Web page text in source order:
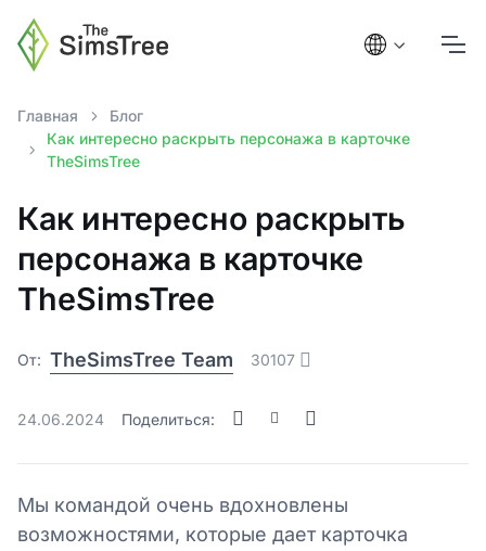
Главная
Блог
Как интересно раскрыть персонажа в карточке
TheSimsTree
Как интересно раскрыть
персонажа в карточке
TheSimsTree
От: TheSimsTree Team 30107
24.06.2024 Поделиться:
Мы командой очень вдохновлены
возможностями, которые дает карточка